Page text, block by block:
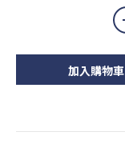
加入購物車